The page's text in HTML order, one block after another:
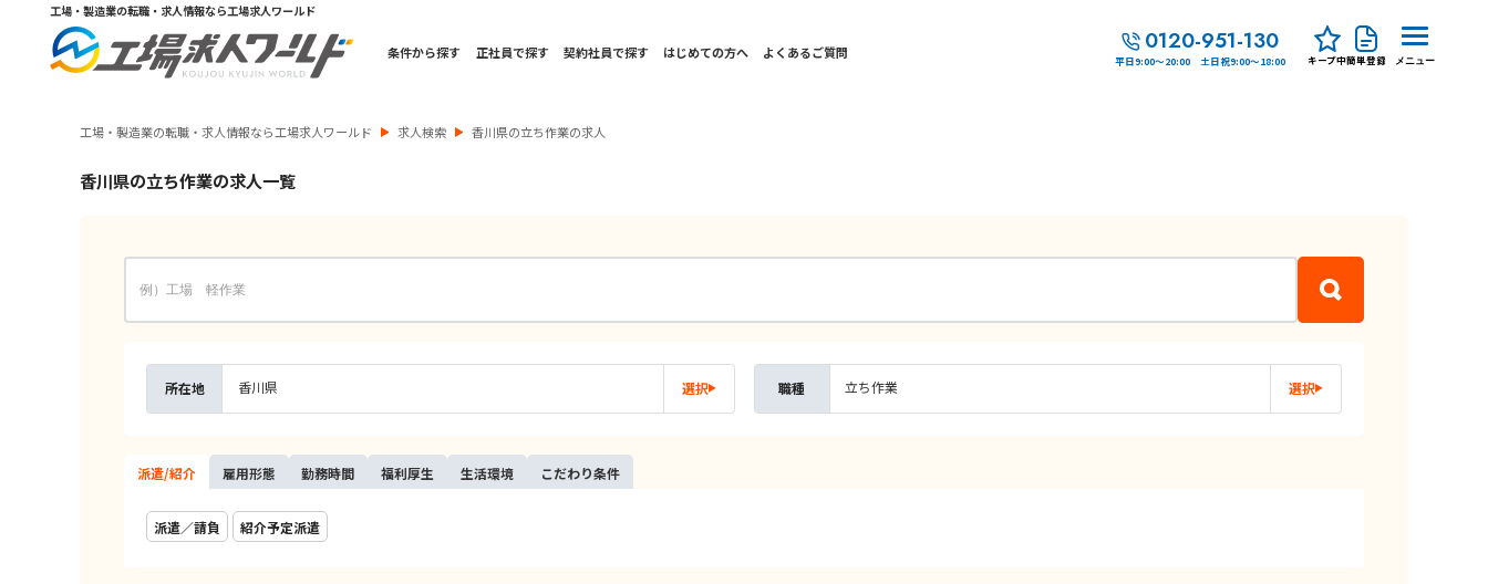
工場・製造業の転職・求人情報なら工場求人ワールド
条件から探す 正社員で探す 契約社員で探す はじめての方へ よくあるご質問 0120-951-130
平日9:00～20:00 土日祝9:00～18:00 キープ中簡単登録 メニュー
工場・製造業の転職・求人情報なら工場求人ワールド 求人検索 香川県の立ち作業の求人
香川県の立ち作業の求人一覧
所在地 香川県 選択 職種 立ち作業 選択
派遣/紹介 雇用形態 勤務時間 福利厚生 生活環境 こだわり条件
派遣／請負 紹介予定派遣